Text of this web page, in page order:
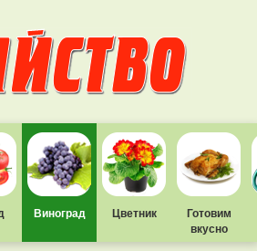
Виноград Цветник
Готовим
вкусно